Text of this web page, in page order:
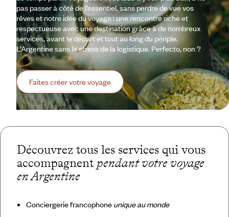
pas passer à côté de l’essentiel, sans perdre de vue vos
rêves et notre idée du voyage : une rencontre riche et
respectueuse avec une destination grâce à de nombreux
services, avant le départ et tout au long du périple.
L’Argentine sans le stress de la logistique. Perfecto, non ?
Faites créer votre voyage
Découvrez tous les services qui vous
accompagnent pendant votre voyage
en Argentine
Conciergerie francophone unique au monde